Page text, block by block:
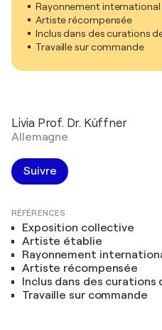
Rayonnement international
Artiste récompensée
Inclus dans des curations
Travaille sur commande
Livia Prof. Dr. Küffner
Allemagne
Suivre
RÉFÉRENCES
Exposition collective
Artiste établie
Rayonnement
Artiste récompensée
Inclus dans des
Travaille sur commande